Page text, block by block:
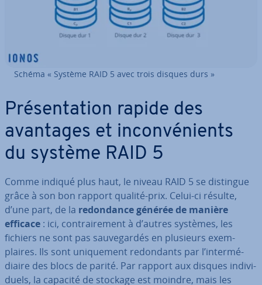
Schéma « Système RAID 5 avec trois disques durs »
Pré­sen­ta­tion rapide des
avantages et in­con­vé­nients
du système RAID 5
Comme indiqué plus haut, le niveau RAID 5 se distingue
grâce à son bon rapport qualité-prix. Celui-ci résulte,
d’une part, de la re­don­dance générée de manière
efficace : ici, con­trai­re­ment à d’autres systèmes, les
fichiers ne sont pas sau­ve­gar­dés en plusieurs exem­
plaires. Ils sont uni­que­ment re­don­dants par l’in­ter­mé­
diaire des blocs de parité. Par rapport aux disques in­di­vi­
duels, la capacité de stockage est moindre, mais les